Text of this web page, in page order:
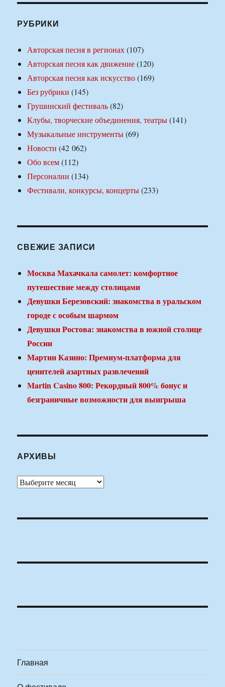
РУБРИКИ
Авторская песня в регионах(107)
Авторская песня как движение(120)
Авторская песня как искусство(169)
Без рубрики (145)
Грушинский фестиваль(82)
Клубы, творческие объединения, театры(141)
Музыкальные инструменты(69)
Новости (42 062)
Обо всем(112)
Персоналии (134)
Фестивали, конкурсы, концерты(233)
СВЕЖИЕ ЗАПИСИ
Москва Махачкала самолет: комфортное
путешествие между столицами
Девушки Березовский: знакомства в уральском
городе с особым шармом
Девушки Ростова: знакомства в южной столице
России
Мартин Казино: Премиум-платформа для
ценителей азартных развлечений
Martin Casino 800: Рекордный 800% бонус и
безграничные возможности для выигрыша
АРХИВЫ
Архивы
Главная